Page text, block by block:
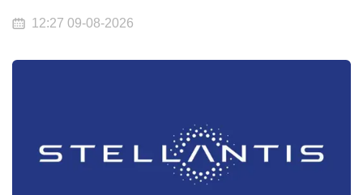
12:27 09-08-2026